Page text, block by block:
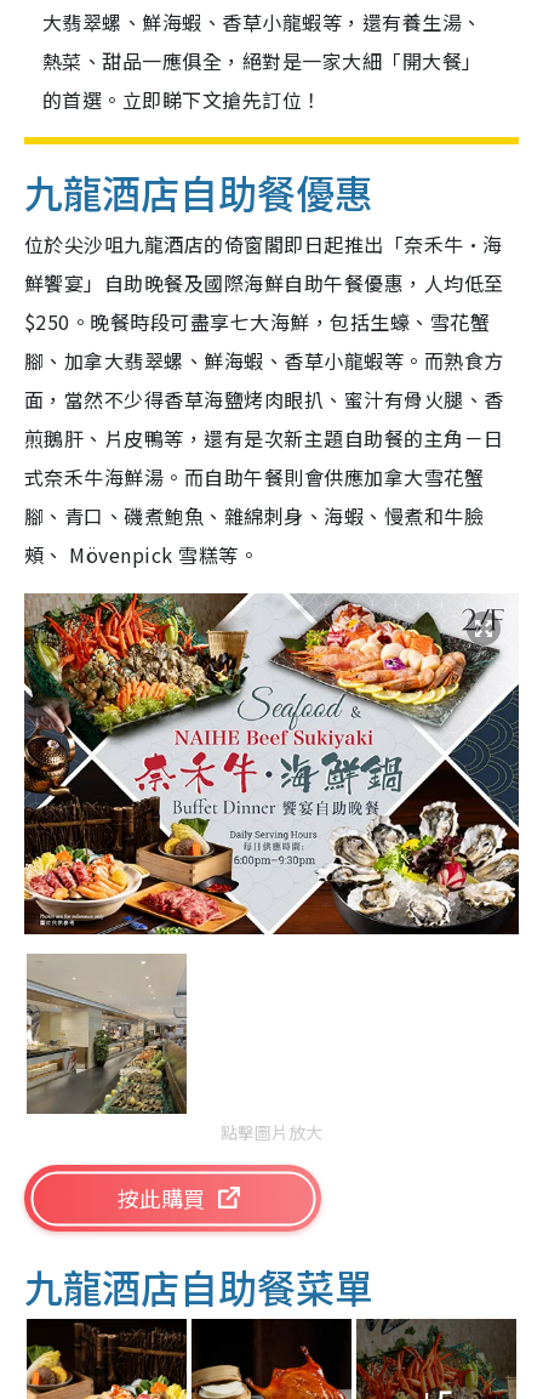
大翡翠螺、鮮海蝦、香草小龍蝦等，還有養生湯、
熱菜、甜品一應俱全，絕對是一家大細「開大餐」
的首選。立即睇下文搶先訂位！
九龍酒店自助餐優惠
位於尖沙咀九龍酒店的倚窗閣即日起推出「奈禾牛·海
鮮饗宴」自助晚餐及國際海鮮自助午餐優惠，人均低至
$250。晚餐時段可盡享七大海鮮，包括生蠔、雪花蟹
腳、加拿大翡翠螺、鮮海蝦、香草小龍蝦等。而熟食方
面，當然不少得香草海鹽烤肉眼扒、蜜汁有骨火腿、香
煎鵝肝、片皮鴨等，還有是次新主題自助餐的主角－日
式奈禾牛海鮮湯。而自助午餐則會供應加拿大雪花蟹
腳、青口、磯煮鮑魚、雜綿刺身、海蝦、慢煮和牛臉
頰、 Mövenpick 雪糕等。
點擊圖片放大
按此購買
九龍酒店自助餐菜單